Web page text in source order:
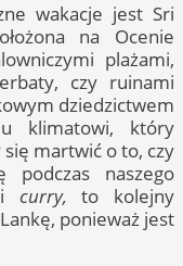
wakacje jest Sri
na Ocenie
plażami,
czy ruinami
dziedzictwem
klimatowi, który
martwić o to, czy
podczas naszego
curry,to kolejny
ponieważ jest